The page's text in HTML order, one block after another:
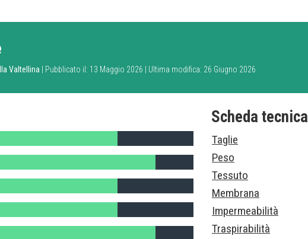
Valtellina | Pubblicato il: 13 Maggio 2026 | Ultima modifica: 26 Giugno 2026
Scheda tecnica
Taglie
Peso
Tessuto
Membrana
Impermeabilità
Traspirabilità